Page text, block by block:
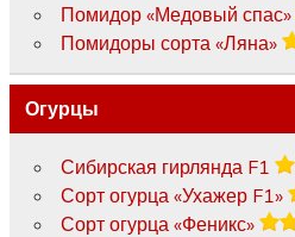
Помидор «Медовый спас»
Помидоры сорта «Ляна»
Огурцы
Сибирская гирлянда F1
Сорт огурца «Ухажер F1»
Сорт огурца «Феникс»